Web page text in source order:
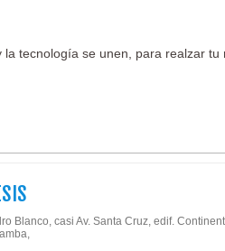
tecnología se unen, para realzar tu
Blanco, casi Av. Santa Cruz, edif.